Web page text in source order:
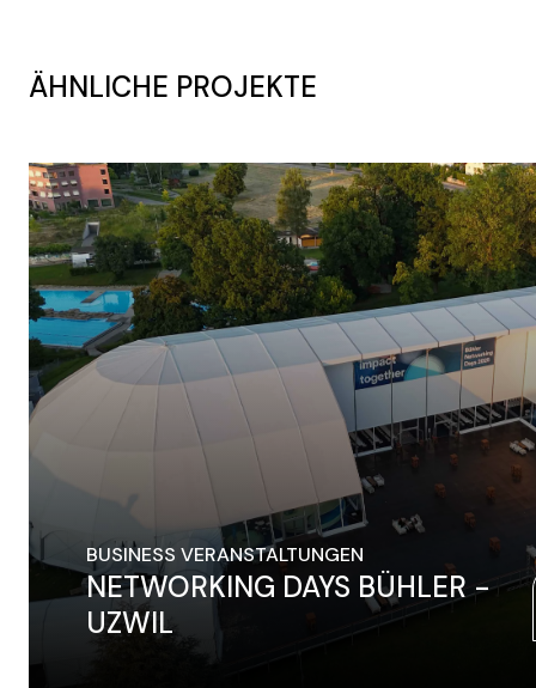
ÄHNLICHE PROJEKTE
BUSINESS VERANSTALTUNGEN
NETWORKING DAYS BÜHLER -
UZWIL